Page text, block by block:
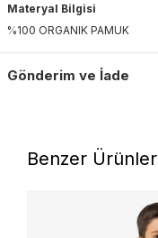
Materyal Bilgisi
%100 ORGANIK PAMUK
Gönderim ve İade
Benzer Ürünler